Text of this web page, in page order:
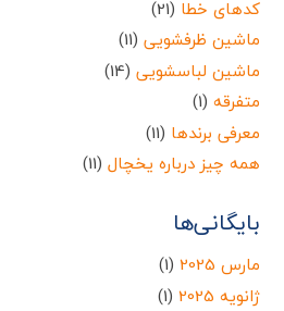
کدهای خطا (21)
ماشین ظرفشویی (11)
ماشین لباسشویی (14)
متفرقه (1)
معرفی برندها (11)
همه چیز درباره یخچال (11)
بایگانی‌ها
مارس 2025
(1)
ژانویه 2025
(1)